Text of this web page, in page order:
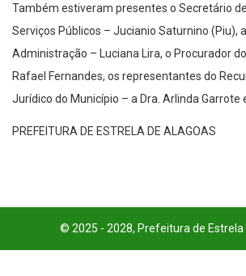
Também estiveram presentes o Secretário
Serviços Públicos – Jucianio Saturnino (Piu),
Administração – Luciana Lira, o Procurador
Rafael Fernandes, os representantes do
Jurídico do Município – a Dra. Arlinda Garrote
PREFEITURA DE ESTRELA DE ALAGOAS
© 2025 - 2028, Prefeitura de Estrela